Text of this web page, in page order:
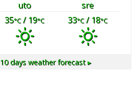
uto
sre
35°C/ 19°C 33°C/ 18°C
10 days weather forecast ▸